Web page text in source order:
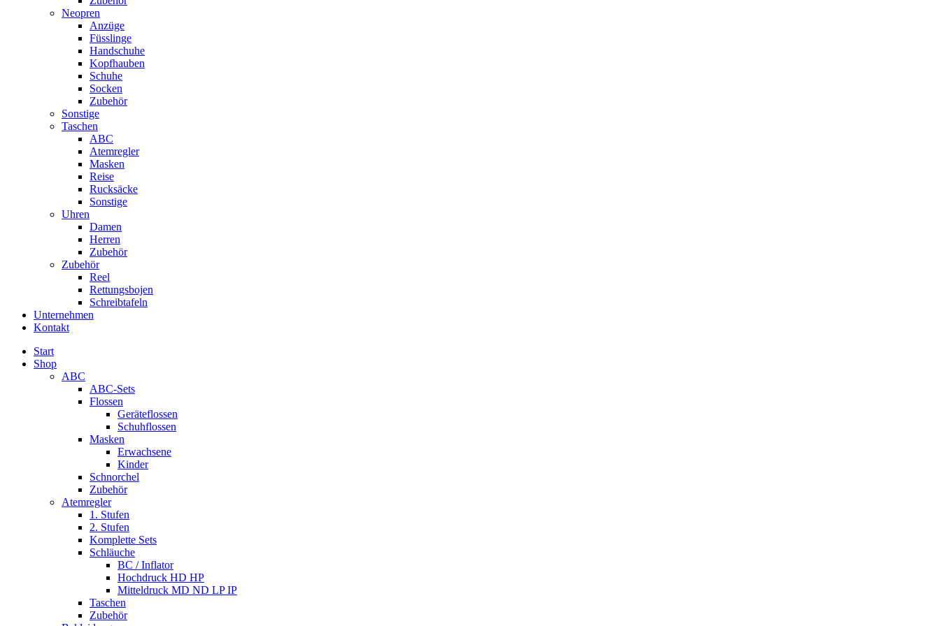
Neopren
Anzüge
Füsslinge
Handschuhe
Kopfhauben
Schuhe
Socken
Zubehör
Sonstige
Taschen
ABC
Atemregler
Masken
Reise
Rucksäcke
Sonstige
Uhren
Damen
Herren
Zubehör
Zubehör
Reel
Rettungsbojen
Schreibtafeln
Unternehmen
Kontakt
Start
Shop
ABC
ABC-Sets
Flossen
Geräteflossen
Schuhflossen
Masken
Erwachsene
Kinder
Schnorchel
Zubehör
Atemregler
1. Stufen
2. Stufen
Komplette Sets
Schläuche
BC / Inflator
Hochdruck HD HP
Mitteldruck MD ND LP IP
Taschen
Zubehör